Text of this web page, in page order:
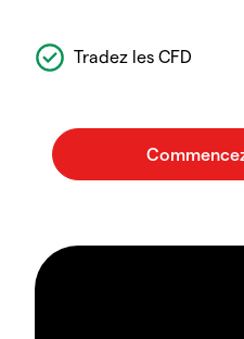
Tradez les CFD